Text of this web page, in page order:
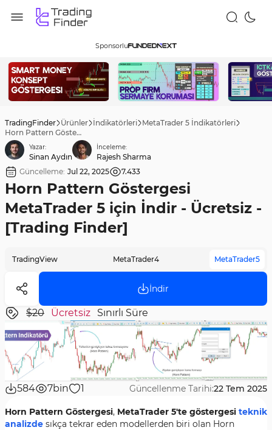
Sponsorlu
TradingFinder Ürünler İndikatörleri MetaTrader 5 İndikatörleri
Horn Pattern Göstergesi MetaTrader 5 için İndir - Ücretsiz - [Trading Finder]
Yazar:
Sinan Aydın
İnceleme:
Rajesh Sharma
Güncelleme: Jul 22, 2025 7.433
Horn Pattern Göstergesi
MetaTrader 5 için İndir - Ücretsiz -
[Trading Finder]
TradingView MetaTrader4 MetaTrader5
İndir
$20 Ücretsiz Sınırlı Süre
584 7bin 1 Güncellenme Tarihi:22 Tem 2025
Horn Pattern Göstergesi, MetaTrader 5'te göstergesi teknik
analizde sıkça tekrar eden modellerden biri olan Horn